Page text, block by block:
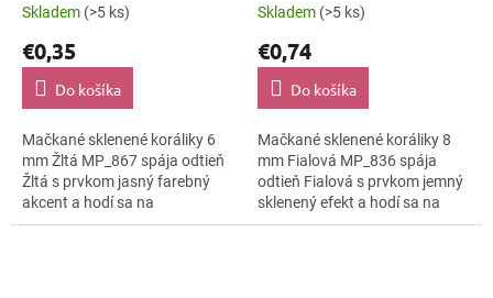
Skladem (>5 ks)
€0,35
Do košíka
Mačkané sklenené koráliky 6
mm Žltá MP_867 spája odtieň
Žltá s prvkom jasný farebný
akcent a hodí sa na
geometrické vzory, pohľadnice
Skladem (>5 ks)
€0,74
Do košíka
Mačkané sklenené koráliky 8
mm Fialová MP_836 spája
odtieň Fialová s prvkom jemný
sklenený efekt a hodí sa na
závesné dekorácie, mini